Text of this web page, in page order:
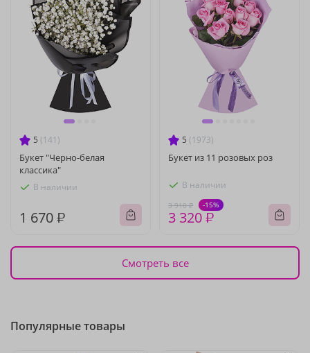
5 (141)
Букет "Черно-белая
классика"
В наличии
1 670 ₽
5 (1973)
Букет из 11 розовых роз
В наличии
3 910 ₽ -15%
3 320 ₽
Смотреть все
Популярные товары